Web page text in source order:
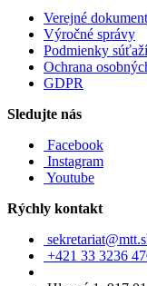
Verejné
Výročné správy
Podmienky súťaží
Ochrana
GDPR
Sledujte nás
Facebook
Instagram
Youtube
Rýchly kontakt
+421 33 3236